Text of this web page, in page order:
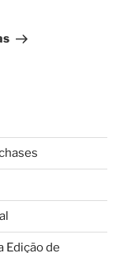
Edição de